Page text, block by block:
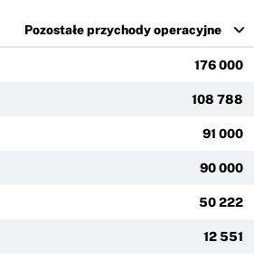
Pozostałe przychody operacyjne
176 000
108 788
91 000
90 000
50 222
12 551